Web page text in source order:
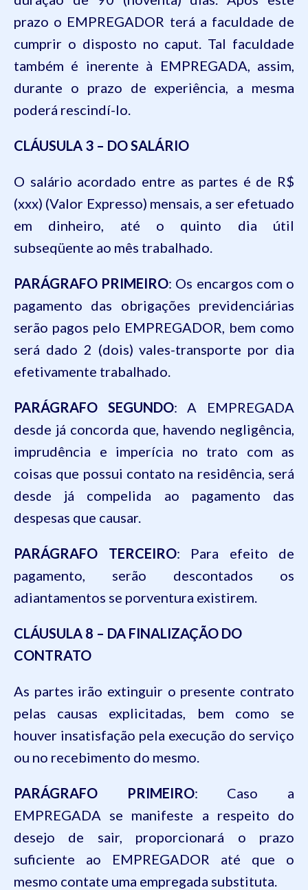
prazo o EMPREGADOR terá a faculdade de
cumprir o disposto no caput. Tal faculdade
também é inerente à EMPREGADA, assim,
durante o prazo de experiência, a mesma
poderá rescindí-lo.
CLÁUSULA 3 – DO SALÁRIO
O salário acordado entre as partes é de R$
(xxx) (Valor Expresso) mensais, a ser efetuado
em dinheiro, até o quinto dia útil
subseqüente ao mês trabalhado.
PARÁGRAFO PRIMEIRO: Os encargos com o
pagamento das obrigações previdenciárias
serão pagos pelo EMPREGADOR, bem como
será dado 2 (dois) vales-transporte por dia
efetivamente trabalhado.
PARÁGRAFO SEGUNDO: A EMPREGADA
desde já concorda que, havendo negligência,
imprudência e imperícia no trato com as
coisas que possui contato na residência, será
desde já compelida ao pagamento das
despesas que causar.
PARÁGRAFO TERCEIRO: Para efeito de
pagamento, serão descontados os
adiantamentos se porventura existirem.
CLÁUSULA 8 – DA FINALIZAÇÃO DO
CONTRATO
As partes irão extinguir o presente contrato
pelas causas explicitadas, bem como se
houver insatisfação pela execução do serviço
ou no recebimento do mesmo.
PARÁGRAFO PRIMEIRO: Caso a
EMPREGADA se manifeste a respeito do
desejo de sair, proporcionará o prazo
suficiente ao EMPREGADOR até que o
mesmo contate uma empregada substituta.